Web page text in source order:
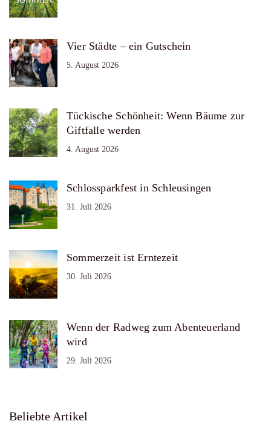
Vier Städte – ein Gutschein
5. August 2026
Tückische Schönheit: Wenn Bäume zur
Giftfalle werden
4. August 2026
Schlossparkfest in Schleusingen
31. Juli 2026
Sommerzeit ist Erntezeit
30. Juli 2026
Wenn der Radweg zum Abenteuerland
wird
29. Juli 2026
Beliebte Artikel